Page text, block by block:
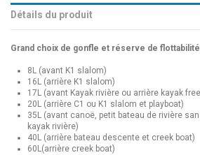
Détails du produit
Grand choix de gonfle et réserve de
8L (avant K1 slalom)
16L (arrière K1 slalom)
17L (avant Kayak rivière ou arrière kayak
20L (arrière C1 ou K1 slalom et playboat)
35L (avant canoë, petit bateau de rivière
kayak rivière)
40L (arrière bateau descente et creek boat)
60L(arrière creek boat)